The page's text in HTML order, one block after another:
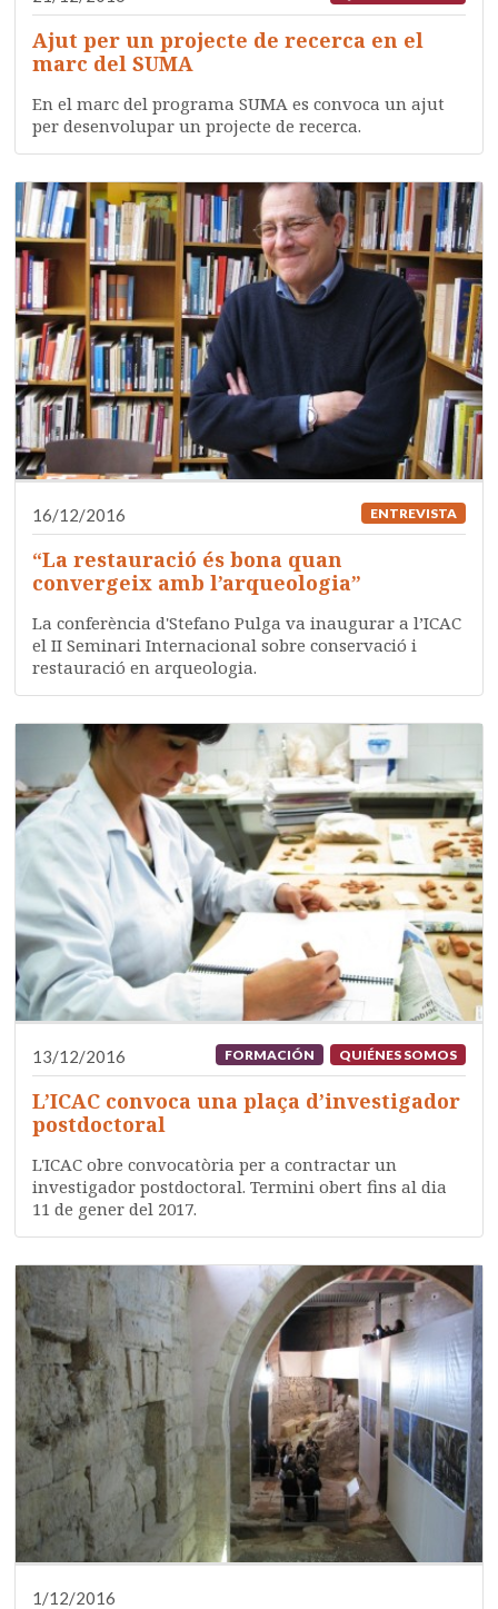
Ajut per un projecte de recerca en el
marc del SUMA
En el marc del programa SUMA es convoca un ajut
per desenvolupar un projecte de recerca.
16/12/2016 ENTREVISTA
“La restauració és bona quan
convergeix amb l’arqueologia”
La conferència d'Stefano Pulga va inaugurar a l’ICAC
el II Seminari Internacional sobre conservació i
restauració en arqueologia.
13/12/2016 FORMACIÓN QUIÉNES SOMOS
L’ICAC convoca una plaça d’investigador
postdoctoral
L'ICAC obre convocatòria per a contractar un
investigador postdoctoral. Termini obert fins al dia
11 de gener del 2017.
1/12/2016